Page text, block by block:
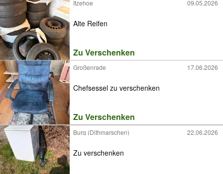
Itzehoe 09.05.2026
Alte Reifen
Zu Verschenken
Großenrade 17.06.2026
Chefsessel zu verschenken
Zu Verschenken
Burg (Dithmarschen) 22.06.2026
Zu verschenken